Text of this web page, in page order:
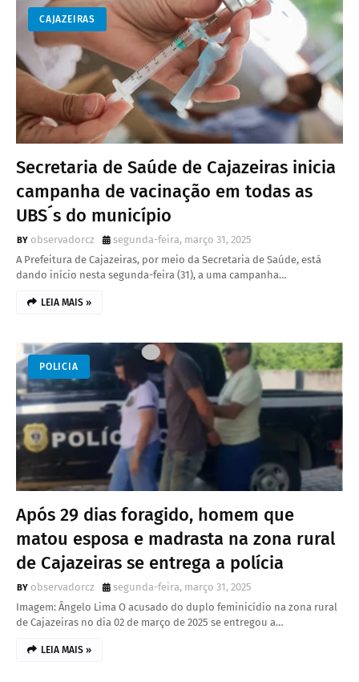
CAJAZEIRAS
Secretaria de Saúde de Cajazeiras inicia
campanha de vacinação em todas as
UBS´s do município
observadorcz
segunda-feira, março 31, 2025
A Prefeitura de Cajazeiras, por meio da Secretaria de Saúde, está
dando início nesta segunda-feira (31), a uma campanha…
LEIA MAIS »
POLICIA
Após 29 dias foragido, homem que
matou esposa e madrasta na zona rural
de Cajazeiras se entrega a polícia
observadorcz
segunda-feira, março 31, 2025
Imagem: Ângelo Lima O acusado do duplo feminicídio na zona rural
de Cajazeiras no dia 02 de março de 2025 se entregou a…
LEIA MAIS »